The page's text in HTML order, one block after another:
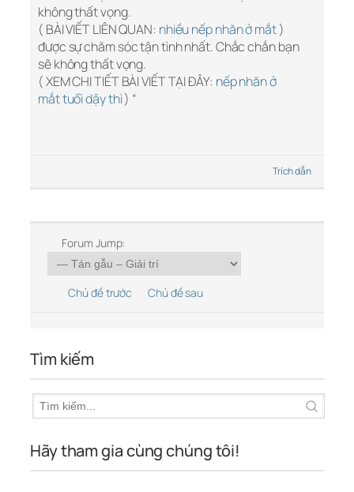
không thất vọng.
( BÀI VIẾT LIÊN QUAN: nhiều nếp nhăn ở mắt)
được sự chăm sóc tận tình nhất. Chắc chắn bạn
sẽ không thất vọng.
( XEM CHI TIẾT BÀI VIẾT TẠI ĐÂY: nếp nhăn ở
mắt tuổi dậy thì) “
Trích dẫn
Forum Jump:
Chủ đề trước Chủ đề sau
Tìm kiếm
Hãy tham gia cùng chúng tôi!